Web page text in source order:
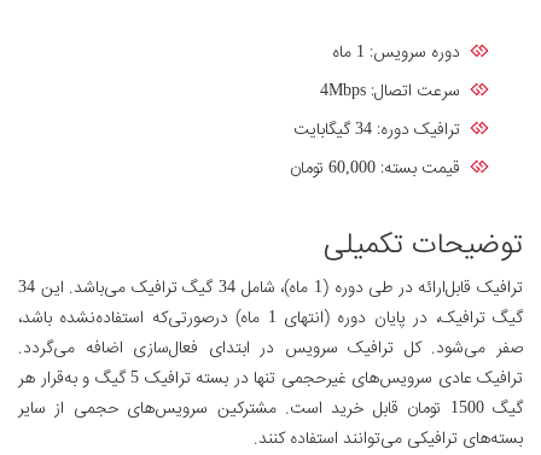
دوره سرویس: 1 ماه
سرعت اتصال: 4Mbps
ترافیک دوره: 34 گیگابایت
قیمت بسته: 60,000 تومان
توضیحات تکمیلی
ترافیک قابل‌ارائه در طی دوره (1 ماه)، شامل 34 گیگ ترافیک می‌باشد. این 34
گیگ ترافیک، در پایان دوره (انتهای 1 ماه) درصورتی‌که استفاده‌نشده باشد،
صفر می‌شود. کل ترافیک سرویس در ابتدای فعال‌سازی اضافه می‌گردد.
ترافیک عادی سرویس‌های غیرحجمی تنها در بسته ترافیک 5 گیگ و به‌قرار هر
گیگ 1500 تومان قابل خرید است. مشترکین سرویس‌های حجمی از سایر
بسته‌های ترافیکی می‌توانند استفاده کنند.